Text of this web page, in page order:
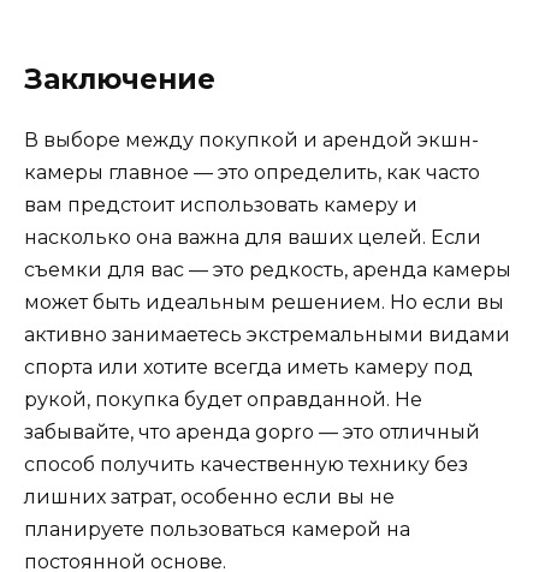
Заключение
В выборе между покупкой и арендой экшн-
камеры главное — это определить, как часто
вам предстоит использовать камеру и
насколько она важна для ваших целей. Если
съемки для вас — это редкость, аренда камеры
может быть идеальным решением. Но если вы
активно занимаетесь экстремальными видами
спорта или хотите всегда иметь камеру под
рукой, покупка будет оправданной. Не
забывайте, что аренда gopro — это отличный
способ получить качественную технику без
лишних затрат, особенно если вы не
планируете пользоваться камерой на
постоянной основе.